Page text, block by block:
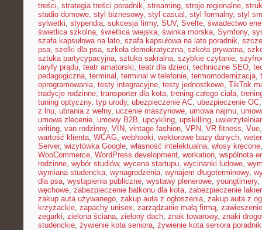
treści, strategia treści poradnik, streaming, stroje regionalne,
studio domowe, styl biznesowy, styl casual , styl formalny, styl
sylwetki, stypendia, sukcesja firmy, SUV, Svelte, świadectwo
świetlica szkolna, świetlica wiejska, świnka morska, Symfony,
szafa kapsułowa na lato, szafa kapsułowa na lato poradnik,
psa, szelki dla psa, szkoła demokratyczna, szkoła prywatna,
sztuka partycypacyjna, sztuka sakralna, szybkie czytanie,
taryfy prądu, teatr amatorski, teatr dla dzieci, techniczne SEO,
pedagogiczna, terminal , terminal w telefonie, termomodernizacja,
oprogramowania, testy integracyjne, testy jednostkowe, TikTok
tradycje rodzinne, transporter dla kota, trening całego ciała,
tuning optyczny, typ urody, ubezpieczenie AC, ubezpieczenie OC
z lnu, ubrania z wełny, uczenie maszynowe, umowa najmu,
umowa zlecenie, umowy B2B, upcykling, upskilling,
writing, van rodzinny, VIN, vintage fashion, VPN, VR fitness, Vue
wartość klienta, WCAG, webhooki, wektorowe bazy danych,
Server, wizytówka Google, własność intelektualna, włosy kręcone
WooCommerce, WordPress development, workation, wspólnota
rodzinne, wybór studiów, wycena startupu, wycinanki ludowe,
wymiana studencka, wynagrodzenia, wynajem długoterminowy,
dla psa, wystąpienia publiczne, wystawy plenerowe, youngtimery,
węchowe, zabezpieczenie balkonu dla kota, zabezpieczenie
zakup auta używanego, zakup auta z ogłoszenia, zakup auta z
krzyżackie, zapachy unisex, zarządzanie małą firmą, zawieszenie
zegarki, zielona ściana, zielony dach, znak towarowy, znaki
studenckie, żywienie kota seniora, żywienie kota seniora poradnik